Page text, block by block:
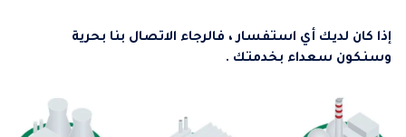
إذا كان لديك أي استفسار ، فالرجاء الاتصال بنا بحرية
وسنكون سعداء بخدمتك .